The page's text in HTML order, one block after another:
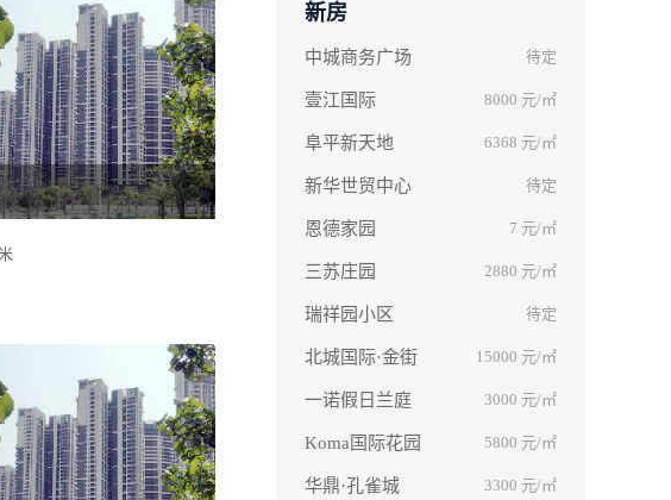
新房
中城商务广场 待定
壹江国际 8000 元/㎡
阜平新天地 6368 元/㎡
新华世贸中心 待定
恩德家园 7 元/㎡
三苏庄园 2880 元/㎡
瑞祥园小区 待定
北城国际·金街 15000 元/㎡
一诺假日兰庭 3000 元/㎡
Koma国际花园 5800 元/㎡
华鼎·孔雀城 3300 元/㎡